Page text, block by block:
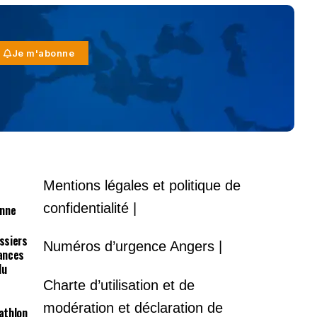
Je m'abonne
Mentions légales et politique de
confidentialité |
Numéros d’urgence Angers |
Charte d’utilisation et de
modération et déclaration de